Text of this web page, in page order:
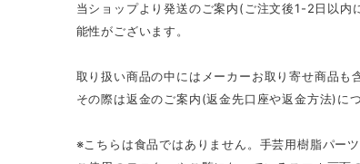
当ショップより発送のご案内(ご注文後1-2日以
能性がございます。
取り扱い商品の中にはメーカーお取り寄せ商品も
その際は返金のご案内(返金先口座や返金方法)に
※こちらは食品ではありません。手芸用樹脂パーツ